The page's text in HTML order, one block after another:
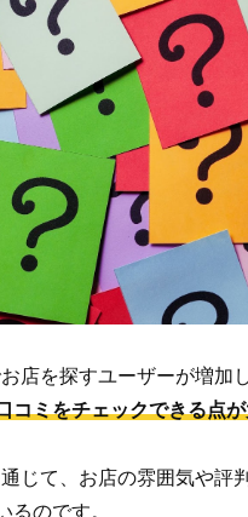
店を探すユーザーが増加
コミをチェックできる点
通じて、お店の雰囲気や
るのです。